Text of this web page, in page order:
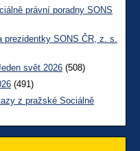
právní poradny SONS
SONS ČR, z. s.
svět 2026 (508)
(491)
z pražské Sociálně